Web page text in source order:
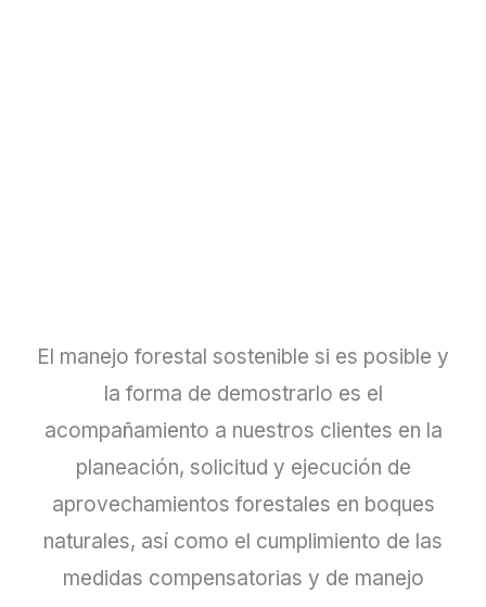
El manejo forestal sostenible si es posible y
la forma de demostrarlo es el
acompañamiento a nuestros clientes en la
planeación, solicitud y ejecución de
aprovechamientos forestales en boques
naturales, así como el cumplimiento de las
medidas compensatorias y de manejo